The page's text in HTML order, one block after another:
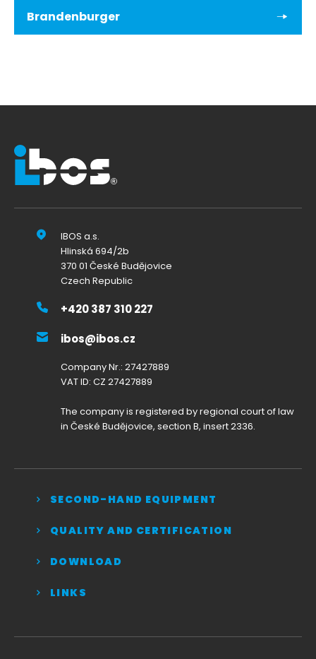
Brandenburger
IBOS a.s.
Hlinská 694/2b
370 01 České Budějovice
Czech Republic
+420 387 310 227
ibos@ibos.cz
Company Nr.: 27427889
VAT ID: CZ 27427889
The company is registered by regional court of law
in České Budějovice, section B, insert 2336.
SECOND-HAND EQUIPMENT
QUALITY AND CERTIFICATION
DOWNLOAD
LINKS